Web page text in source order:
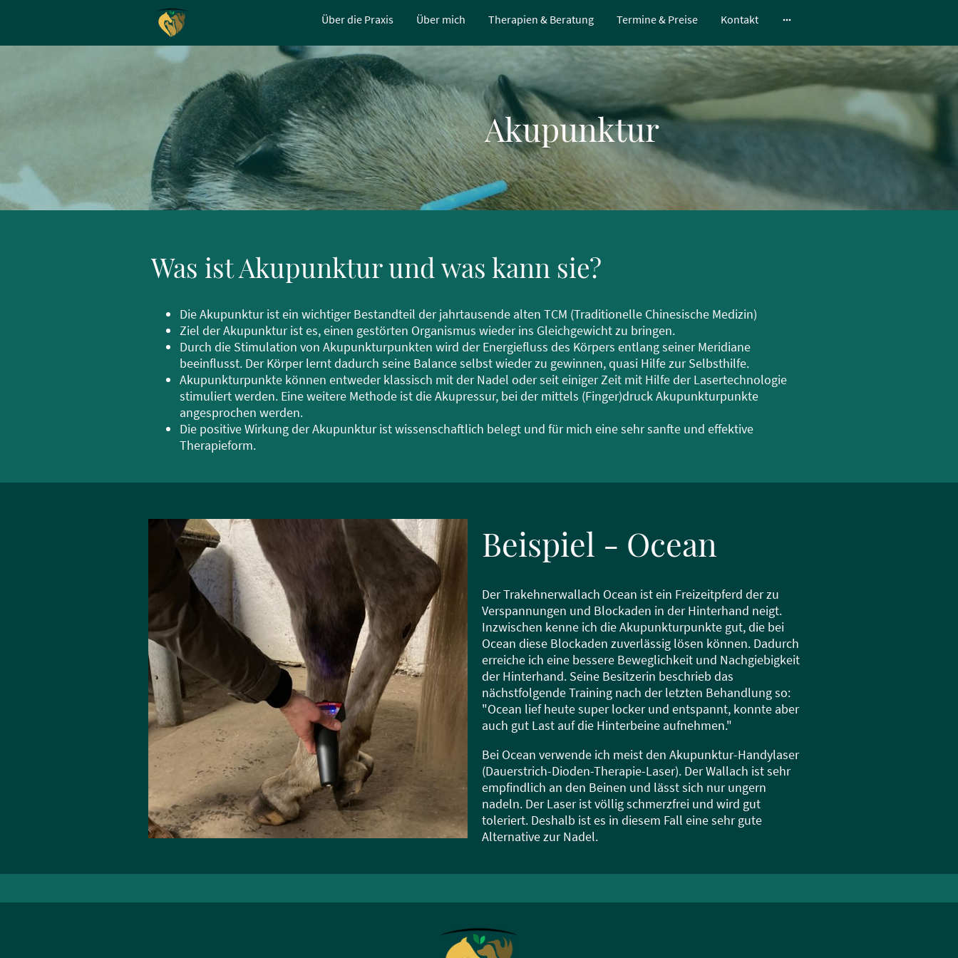
Über die Praxis Über mich Therapien & Beratung Termine & Preise Kontakt
Akupunktur
Was ist Akupunktur und was kann sie?
Die Akupunktur ist ein wichtiger Bestandteil der jahrtausende alten TCM (Traditionelle Chinesische Medizin)
Ziel der Akupunktur ist es, einen gestörten Organismus wieder ins Gleichgewicht zu bringen.
Durch die Stimulation von Akupunkturpunkten wird der Energiefluss des Körpers entlang seiner Meridiane
beeinflusst. Der Körper lernt dadurch seine Balance selbst wieder zu gewinnen, quasi Hilfe zur Selbsthilfe.
Akupunkturpunkte können entweder klassisch mit der Nadel oder seit einiger Zeit mit Hilfe der Lasertechnologie
stimuliert werden. Eine weitere Methode ist die Akupressur, bei der mittels (Finger)druck Akupunkturpunkte
angesprochen werden.
Die positive Wirkung der Akupunktur ist wissenschaftlich belegt und für mich eine sehr sanfte und effektive
Therapieform.
Beispiel - Ocean
Der Trakehnerwallach Ocean ist ein Freizeitpferd der zu
Verspannungen und Blockaden in der Hinterhand neigt.
Inzwischen kenne ich die Akupunkturpunkte gut, die bei
Ocean diese Blockaden zuverlässig lösen können. Dadurch
erreiche ich eine bessere Beweglichkeit und Nachgiebigkeit
der Hinterhand. Seine Besitzerin beschrieb das
nächstfolgende Training nach der letzten Behandlung so:
"Ocean lief heute super locker und entspannt, konnte aber
auch gut Last auf die Hinterbeine aufnehmen."
Bei Ocean verwende ich meist den Akupunktur-Handylaser
(Dauerstrich-Dioden-Therapie-Laser). Der Wallach ist sehr
empfindlich an den Beinen und lässt sich nur ungern
nadeln. Der Laser ist völlig schmerzfrei und wird gut
toleriert. Deshalb ist es in diesem Fall eine sehr gute
Alternative zur Nadel.